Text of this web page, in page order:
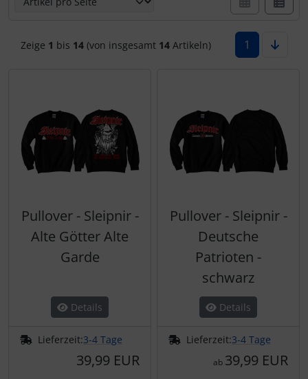
Zeige 1 bis 14(von insgesamt 14Artikeln) 1
Pullover - Sleipnir -
Alte Götter Alte
Garde
Details
Lieferzeit:3-4 Tage
39,99 EUR
Pullover - Sleipnir -
Deutsche
Patrioten -
schwarz
Details
Lieferzeit:3-4 Tage
ab 39,99 EUR